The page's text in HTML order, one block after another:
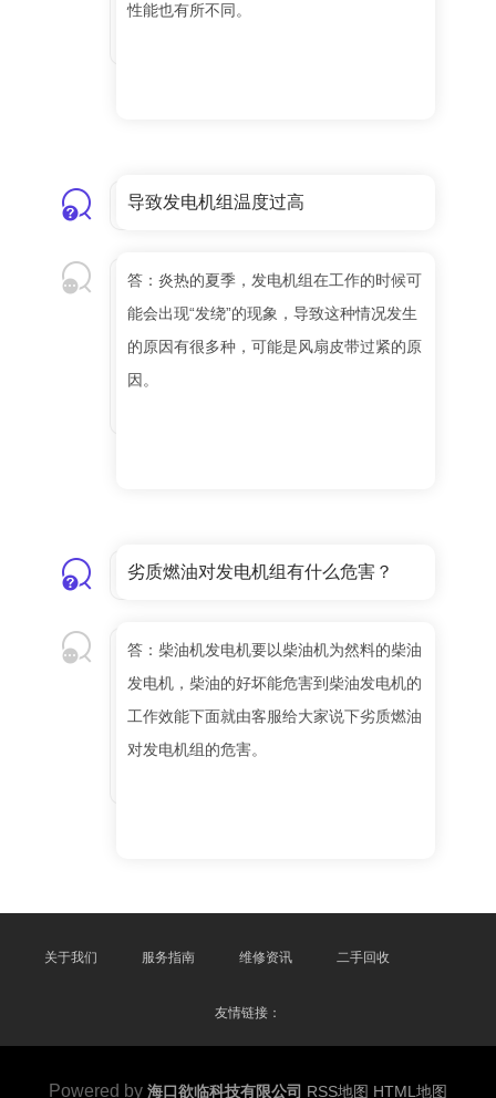
性能也有所不同。
导致发电机组温度过高
答：炎热的夏季，发电机组在工作的时候可
能会出现“发绕”的现象，导致这种情况发生
的原因有很多种，可能是风扇皮带过紧的原
因。
劣质燃油对发电机组有什么危害？
答：柴油机发电机要以柴油机为然料的柴油
发电机，柴油的好坏能危害到柴油发电机的
工作效能下面就由客服给大家说下劣质燃油
对发电机组的危害。
关于我们 服务指南 维修资讯 二手回收
友情链接：
Powered by 海口欲临科技有限公司 RSS地图 HTML地图